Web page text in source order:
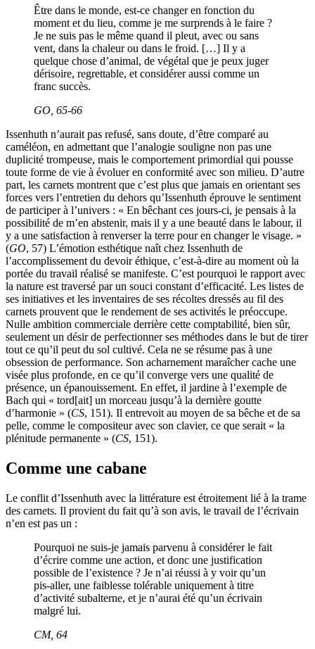
Être dans le monde, est-ce changer en fonction du
moment et du lieu, comme je me surprends à le faire ?
Je ne suis pas le même quand il pleut, avec ou sans
vent, dans la chaleur ou dans le froid. […] Il y a
quelque chose d’animal, de végétal que je peux juger
dérisoire, regrettable, et considérer aussi comme un
franc succès.
GO , 65-66
Issenhuth n’aurait pas refusé, sans doute, d’être comparé au
caméléon, en admettant que l’analogie souligne non pas une
duplicité trompeuse, mais le comportement primordial qui pousse
toute forme de vie à évoluer en conformité avec son milieu. D’autre
part, les carnets montrent que c’est plus que jamais en orientant ses
forces vers l’entretien du dehors qu’Issenhuth éprouve le sentiment
de participer à l’univers : « En bêchant ces jours-ci, je pensais à la
possibilité de m’en abstenir, mais il y a une beauté dans le labour, il
y a une satisfaction à renverser la terre pour en changer le visage. »
(GO, 57) L’émotion esthétique naît chez Issenhuth de
l’accomplissement du devoir éthique, c’est-à-dire au moment où la
portée du travail réalisé se manifeste. C’est pourquoi le rapport avec
la nature est traversé par un souci constant d’efficacité. Les listes de
ses initiatives et les inventaires de ses récoltes dressés au fil des
carnets prouvent que le rendement de ses activités le préoccupe.
Nulle ambition commerciale derrière cette comptabilité, bien sûr,
seulement un désir de perfectionner ses méthodes dans le but de tirer
tout ce qu’il peut du sol cultivé. Cela ne se résume pas à une
obsession de performance. Son acharnement maraîcher cache une
visée plus profonde, en ce qu’il converge vers une qualité de
présence, un épanouissement. En effet, il jardine à l’exemple de
Bach qui « tord[ait] un morceau jusqu’à la dernière goutte
d’harmonie » (CS, 151). Il entrevoit au moyen de sa bêche et de sa
pelle, comme le compositeur avec son clavier, ce que serait « la
plénitude permanente » (CS, 151).
Comme une cabane
Le conflit d’Issenhuth avec la littérature est étroitement lié à la trame
des carnets. Il provient du fait qu’à son avis, le travail de l’écrivain
n’en est pas un :
Pourquoi ne suis-je jamais parvenu à considérer le fait
d’écrire comme une action, et donc une justification
possible de l’existence ? Je n’ai réussi à y voir qu’un
pis-aller, une faiblesse tolérable uniquement à titre
d’activité subalterne, et je n’aurai été qu’un écrivain
malgré lui.
CM, 64